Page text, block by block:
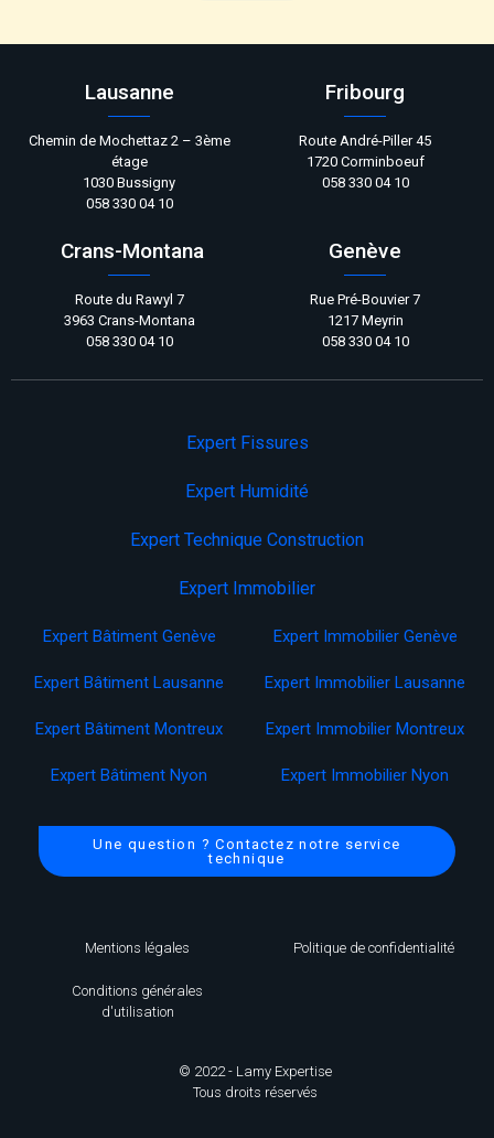
Lausanne
Chemin de Mochettaz 2 – 3ème
étage
1030 Bussigny
058 330 04 10
Fribourg
Route André-Piller 45
1720 Corminboeuf
058 330 04 10
Crans-Montana
Route du Rawyl 7
3963 Crans-Montana
058 330 04 10
Genève
Rue Pré-Bouvier 7
1217 Meyrin
058 330 04 10
Expert Fissures
Expert Humidité
Expert Technique Construction
Expert Immobilier
Expert Bâtiment Genève
Expert Bâtiment Lausanne
Expert Bâtiment Montreux
Expert Bâtiment Nyon
Expert Immobilier Genève
Expert Immobilier Lausanne
Expert Immobilier Montreux
Expert Immobilier Nyon
Une question ? Contactez notre service
technique
Mentions légales Politique de confidentialité
Conditions générales
d'utilisation
© 2022 - Lamy Expertise
Tous droits réservés